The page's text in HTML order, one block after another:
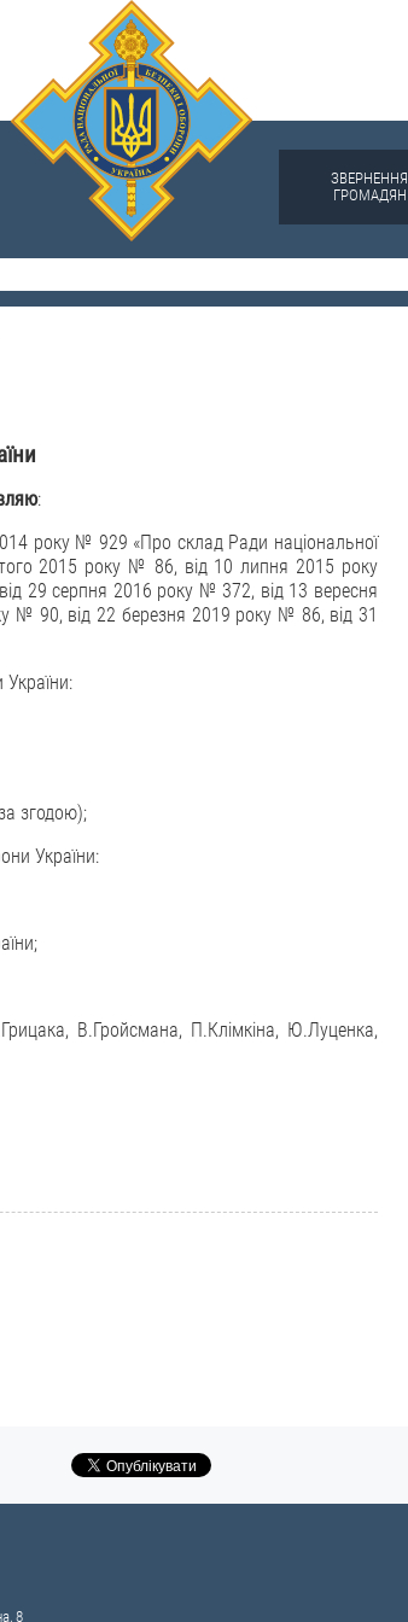
ЗВЕРНЕННЯ
ГРОМАДЯН
:
року № 929 «Про склад Ради національної
2015 року № 86, від 10 липня 2015 року
29 серпня 2016 року № 372, від 13 вересня
№ 90, від 22 березня 2019 року № 86, від 31
згодою);
України:
В.Гройсмана, П.Клімкіна, Ю.Луценка,
8